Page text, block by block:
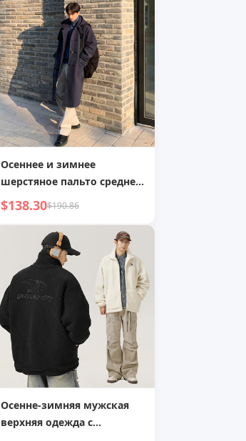
Осеннее и зимнее
шерстяное пальто средней
длины до колена, мужское
шерстяное пальто
$138.30$190.86
Осенне-зимняя мужская
верхняя одежда с